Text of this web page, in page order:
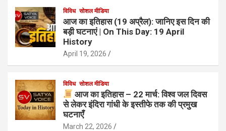
विविध सोशल मीडिया
आज का इतिहास (19 अप्रैल): जानिए इस दिन की
बड़ी घटनाएं | On This Day: 19 April
History
April 19, 2026
विविध सोशल मीडिया
आज का इतिहास – 22 मार्च: विश्व जल दिवस
से लेकर इंदिरा गांधी के इस्तीफे तक की प्रमुख
घटनाएँ
March 22, 2026